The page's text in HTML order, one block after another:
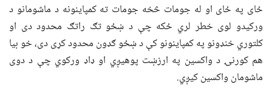
ځای په ځای او له جومات څخه جومات ته کمپاینونه د ماشومانو د
ورکیدو لوی خطر لري ځکه چې د ښځو تګ راتګ محدود دی او
کلتوري خنډونو په کمپاینونو کې د ښځو ګډون محدود کړی دی، خو بیا
هم کورنۍ د واکسین په ارزښت پوهیږي او ډاډ ورکوي چې د دوی
ماشومان واکسین کیږي.